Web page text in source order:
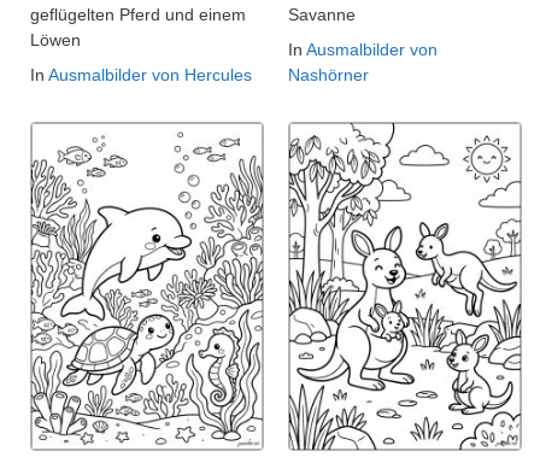
geflügelten Pferd und einem
Löwen
In Ausmalbilder von Hercules
Savanne
In Ausmalbilder von
Nashörner